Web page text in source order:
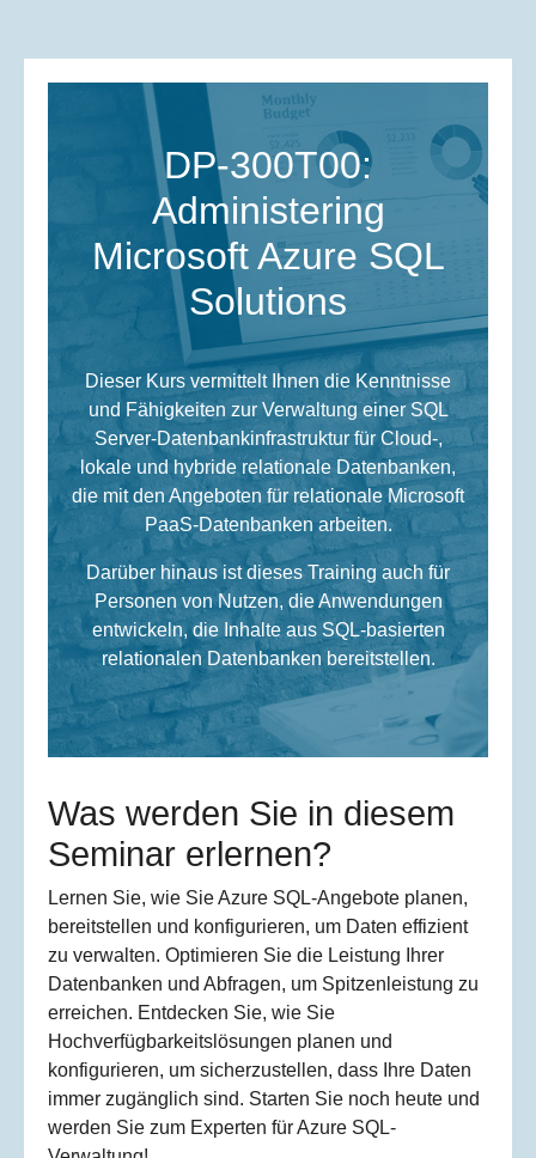
DP-300T00:
Administering
Microsoft Azure SQL
Solutions
Dieser Kurs vermittelt Ihnen die Kenntnisse
und Fähigkeiten zur Verwaltung einer SQL
Server-Datenbankinfrastruktur für Cloud-,
lokale und hybride relationale Datenbanken,
die mit den Angeboten für relationale Microsoft
PaaS-Datenbanken arbeiten.
Darüber hinaus ist dieses Training auch für
Personen von Nutzen, die Anwendungen
entwickeln, die Inhalte aus SQL-basierten
relationalen Datenbanken bereitstellen.
Was werden Sie in diesem
Seminar erlernen?
Lernen Sie, wie Sie Azure SQL-Angebote planen,
bereitstellen und konfigurieren, um Daten effizient
zu verwalten. Optimieren Sie die Leistung Ihrer
Datenbanken und Abfragen, um Spitzenleistung zu
erreichen. Entdecken Sie, wie Sie
Hochverfügbarkeitslösungen planen und
konfigurieren, um sicherzustellen, dass Ihre Daten
immer zugänglich sind. Starten Sie noch heute und
werden Sie zum Experten für Azure SQL-